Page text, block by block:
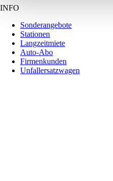
INFO
Sonderangebote
Stationen
Langzeitmiete
Auto-Abo
Firmenkunden
Unfallersatzwagen